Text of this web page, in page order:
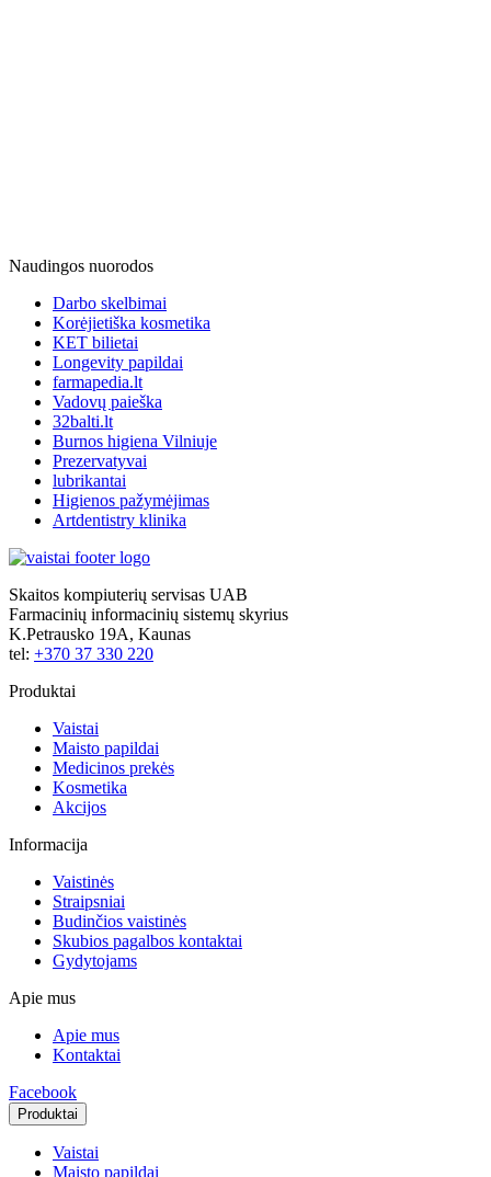
Naudingos nuorodos
Darbo skelbimai
Korėjietiška kosmetika
KET bilietai
Longevity papildai
farmapedia.lt
Vadovų paieška
32balti.lt
Burnos higiena Vilniuje
Prezervatyvai
lubrikantai
Higienos pažymėjimas
Artdentistry klinika
Skaitos kompiuterių servisas UAB
Farmacinių informacinių sistemų skyrius
K.Petrausko 19A, Kaunas
tel: +370 37 330 220
Produktai
Vaistai
Maisto papildai
Medicinos prekės
Kosmetika
Akcijos
Informacija
Vaistinės
Straipsniai
Budinčios vaistinės
Skubios pagalbos kontaktai
Gydytojams
Apie mus
Apie mus
Kontaktai
Facebook
Produktai
Vaistai
Maisto papildai